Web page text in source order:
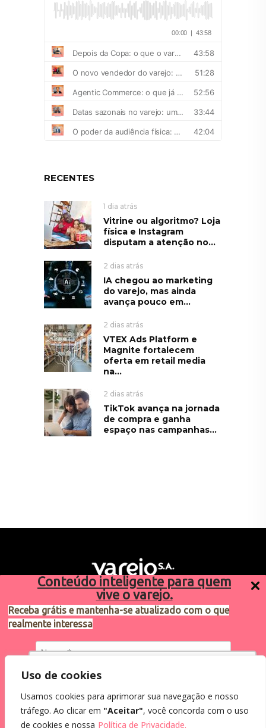
Conteúdo inteligente para quem
vive o varejo.
Receba grátis e mantenha-se atualizado com o que
realmente interessa
Eu concordo em receber comunicações.
Ao informar meus dados, eu concordo com a
Utilizamos cookies para oferecer melhor
como você interage em nosso site e
personalizar conteúdo.
Uso de cookies
Usamos cookies para aprimorar sua navegação e nosso
tráfego. Ao clicar em "Aceitar", você concorda com o uso
de cookies e nossa Política de Privacidade.
RECENTES
1 dia atrás
Vitrine ou algoritmo? Loja
física e Instagram
disputam a atenção no...
2 dias atrás
IA chegou ao marketing
do varejo, mas ainda
avança pouco em...
2 dias atrás
VTEX Ads Platform e
Magnite fortalecem
oferta em retail media
na...
2 dias atrás
TikTok avança na jornada
de compra e ganha
espaço nas campanhas...
Sugestões de pauta
varejosa@cndl.org.br
2024®. Todos os direitos reservados.